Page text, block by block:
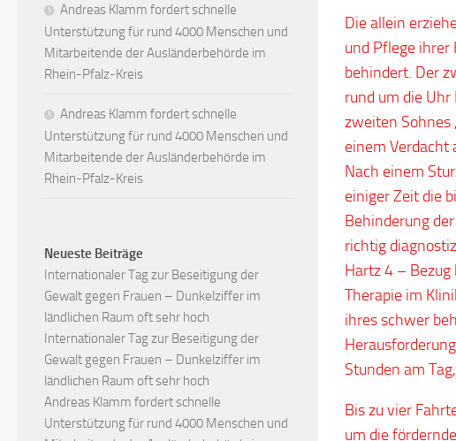
Die allein
und Pflege ihrer
behindert. Der
rund um die
zweiten
einem Verdacht
Nach einem
einiger Zeit die
Behinderung
richtig
Hartz 4 –
Therapie im
ihres schwer
Stunden am
Bis zu vier
um die
Andreas Klamm fordert schnelle
Unterstützung für rund 4000 Menschen und
Mitarbeitende der Ausländerbehörde im
Rhein-Pfalz-Kreis
Andreas Klamm fordert schnelle
Unterstützung für rund 4000 Menschen und
Mitarbeitende der Ausländerbehörde im
Rhein-Pfalz-Kreis
Neueste Beiträge
Internationaler Tag zur Beseitigung der
Gewalt gegen Frauen – Dunkelziffer im
ländlichen Raum oft sehr hoch
Internationaler Tag zur Beseitigung der
Gewalt gegen Frauen – Dunkelziffer im
ländlichen Raum oft sehr hoch
Andreas Klamm fordert schnelle
Unterstützung für rund 4000 Menschen und